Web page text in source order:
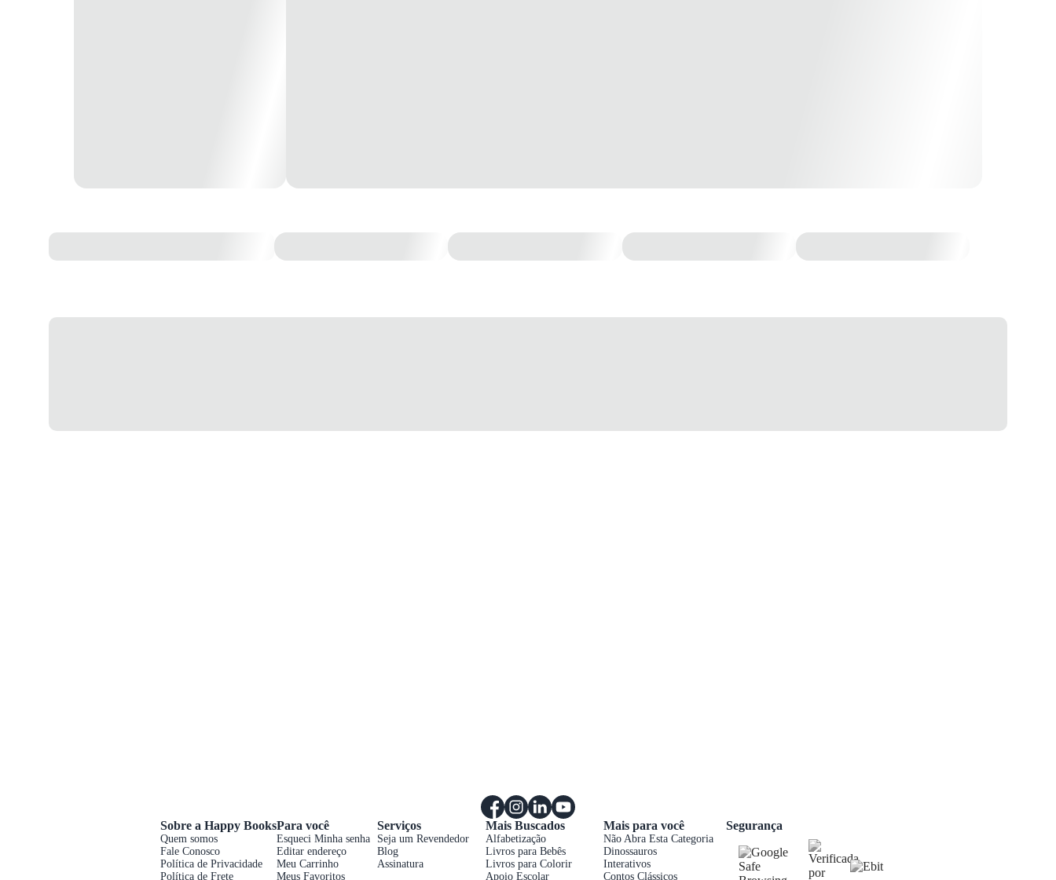
Sobre a Happy Books
Quem somos
Fale Conosco
Política de Privacidade
Política de Frete
Para você
Esqueci Minha senha
Editar endereço
Meu Carrinho
Meus Favoritos
Serviços
Seja um Revendedor
Blog
Assinatura
Mais Buscados
Alfabetização
Livros para Bebês
Livros para Colorir
Apoio Escolar
Mais para você
Não Abra Esta Categoria
Dinossauros
Interativos
Contos Clássicos
Segurança